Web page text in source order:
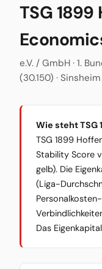
TSG
e.V. / GmbH · 1.
(30.150) · Sinsheim
Wie steht TSG
TSG 1899
Stability Score
gelb). Die
(Liga-
Das